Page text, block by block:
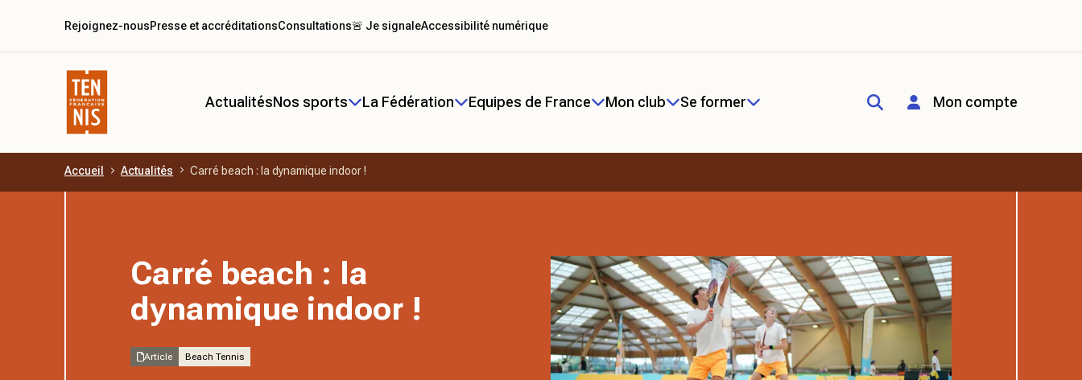
Aller au contenu principal
ActualitésNos sports La Fédération Equipes de France Mon club Se former Mon compte
Rejoignez-nousPresse et accréditationsConsultations🚨 Je signaleAccessibilité numérique
Accueil Actualités Carré beach : la dynamique indoor !
Carré beach : la
dynamique indoor !
Article Beach Tennis